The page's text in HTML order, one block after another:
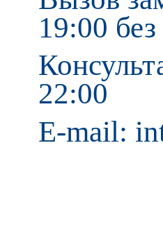
19:00
22:00
E-mail:
©